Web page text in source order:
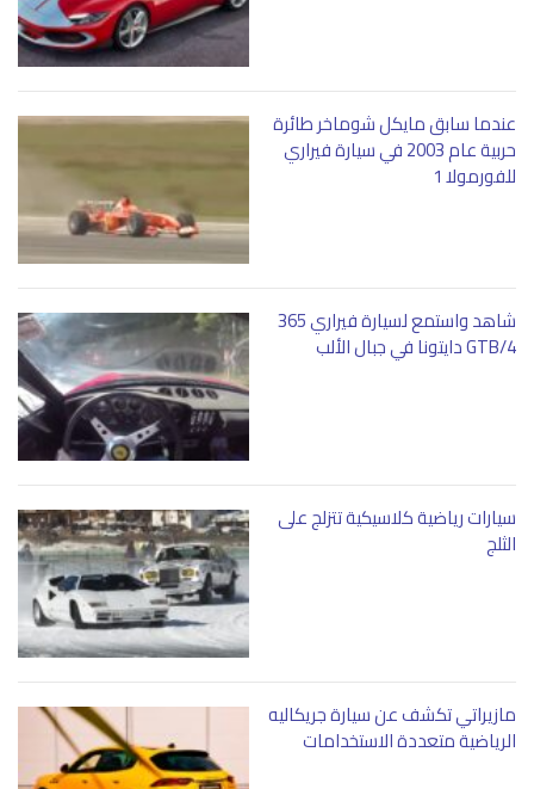
عندما سابق مايكل شوماخر طائرة
حربية عام 2003 في سيارة فيراري
للفورمولا 1
شاهد واستمع لسيارة فيراري 365
GTB/4 دايتونا في جبال الألب
سيارات رياضية كلاسيكية تتزلج على
الثلج
مازيراتي تكشف عن سيارة جريكاليه
الرياضية متعددة الاستخدامات